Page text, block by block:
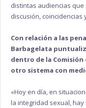
distintas audiencias
discusión, coincidencias
Con relación a las
Barbagelata
dentro de la
otro sistema con
«Hoy en día, en
la integridad sexual,